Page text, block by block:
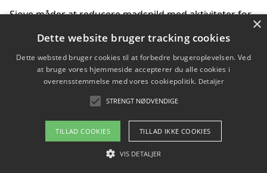
Sjove måder at reducere madspild med aktiviteter for
Hvor finder jeg nemme måltidskasser i Vejle
Om / kontakt
Blog Betingelser
×
Dette website bruger tracking cookies
Dette websted bruger cookies til at forbedre brugeroplevelsen. Ved
at bruge vores hjemmeside accepterer du alle cookies i
overensstemmelse med vores cookiepolitik. Detaljer
STRENGT NØDVENDIGE
TILLAD COOKIES TILLAD IKKE COOKIES
VIS DETALJER